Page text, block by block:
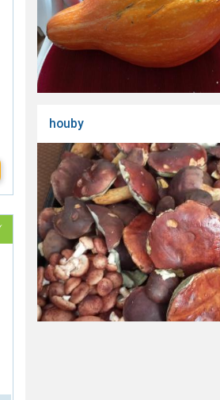
houby